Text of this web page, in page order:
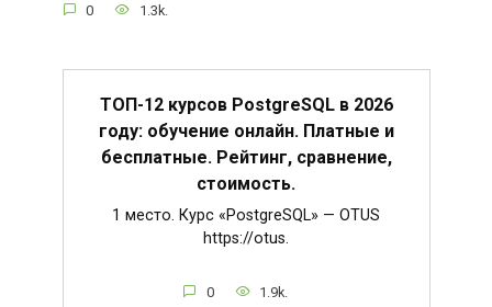
0 1.3k.
ТОП-12 курсов PostgreSQL в 2026
году: обучение онлайн. Платные и
бесплатные. Рейтинг, сравнение,
стоимость.
1 место. Курс «PostgreSQL» — OTUS
https://otus.
0 1.9k.